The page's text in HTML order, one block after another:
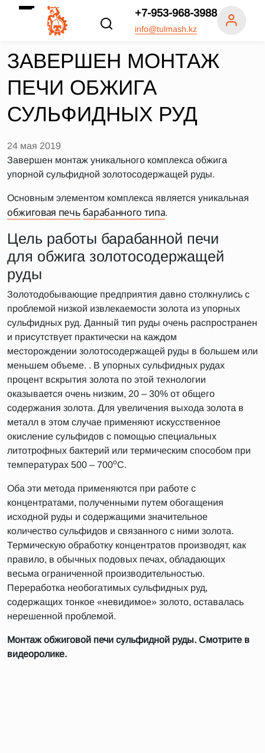
+7-953-968-3988
info@tulmash.kz
ЗАВЕРШЕН МОНТАЖ
ПЕЧИ ОБЖИГА
СУЛЬФИДНЫХ РУД
24 мая 2019
Завершен монтаж уникального комплекса обжига
упорной сульфидной золотосодержащей руды.
Основным элементом комплекса является уникальная
обжиговая печь барабанного типа.
Цель работы барабанной печи
для обжига золотосодержащей
руды
Золотодобывающие предприятия давно столкнулись с
проблемой низкой извлекаемости золота из упорных
сульфидных руд. Данный тип руды очень распространен
и присутствует практически на каждом
месторождении золотосодержащей руды в большем или
меньшем объеме. . В упорных сульфидных рудах
процент вскрытия золота по этой технологии
оказывается очень низким, 20 – 30% от общего
содержания золота. Для увеличения выхода золота в
металл в этом случае применяют искусственное
окисление сульфидов с помощью специальных
литотрофных бактерий или термическим способом при
температурах 500 – 700оС.
Оба эти метода применяются при работе с
концентратами, полученными путем обогащения
исходной руды и содержащими значительное
количество сульфидов и связанного с ними золота.
Термическую обработку концентратов производят, как
правило, в обычных подовых печах, обладающих
весьма ограниченной производительностью.
Переработка необогатимых сульфидных руд,
содержащих тонкое «невидимое» золото, оставалась
нерешенной проблемой.
Монтаж обжиговой печи сульфидной руды. Смотрите в
видеоролике.